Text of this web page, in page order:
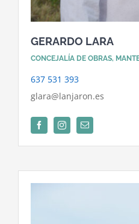
GERARDO LARA
CONCEJALÍA DE OBRAS,
637 531 393
glara@lanjaron.es